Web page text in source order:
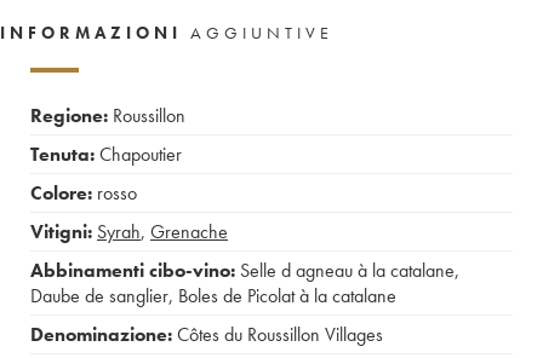
INFORMAZIONI AGGIUNTIVE
Regione: Roussillon
Tenuta:Chapoutier
Colore: rosso
Vitigni: Syrah, Grenache
Abbinamenti cibo-vino: Selle d agneau à la catalane,
Daube de sanglier, Boles de Picolat à la catalane
Denominazione:Côtes du Roussillon Villages